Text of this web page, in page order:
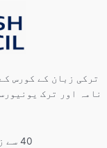
ترکی زبان کے کورس
نامہ اور ترک
40 سے زیادہ ممالک میں شراکت دار۔